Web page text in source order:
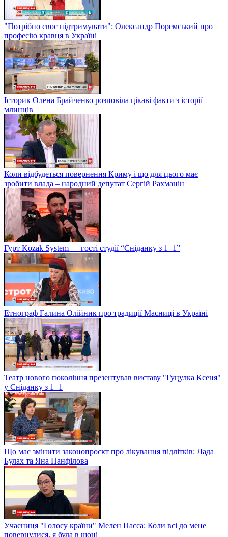
"Потрібно своє підтримувати": Олександр Поремський про
професію кравця в Україні
Історик Олена Брайченко розповіла цікаві факти з історії
млинців
Коли відбудеться повернення Криму і що для цього має
зробити влада – народний депутат Сергій Рахманін
Гурт Kozak System — гості студії “Сніданку з 1+1”
Етнограф Галина Олійник про традиції Масниці в Україні
Театр нового покоління презентував виставу "Гуцулка Ксеня"
у Сніданку з 1+1
Що має змінити законопроєкт про лікування підлітків: Лада
Булах та Яна Панфілова
Учасниця "Голосу країни" Мелен Пасса: Коли всі до мене
повернулися, я була в шоці